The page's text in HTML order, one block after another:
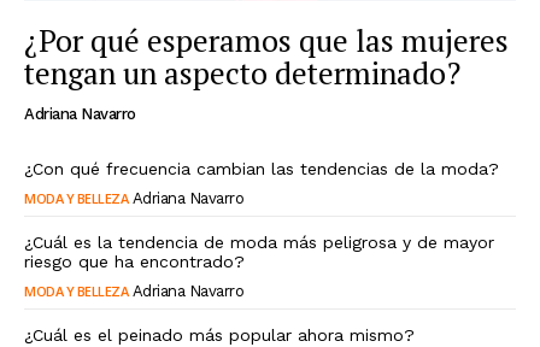
¿Por qué esperamos que las mujeres
tengan un aspecto determinado?
Adriana Navarro
¿Con qué frecuencia cambian las tendencias de la moda?
MODA Y BELLEZA Adriana Navarro
¿Cuál es la tendencia de moda más peligrosa y de mayor
riesgo que ha encontrado?
MODA Y BELLEZA Adriana Navarro
¿Cuál es el peinado más popular ahora mismo?